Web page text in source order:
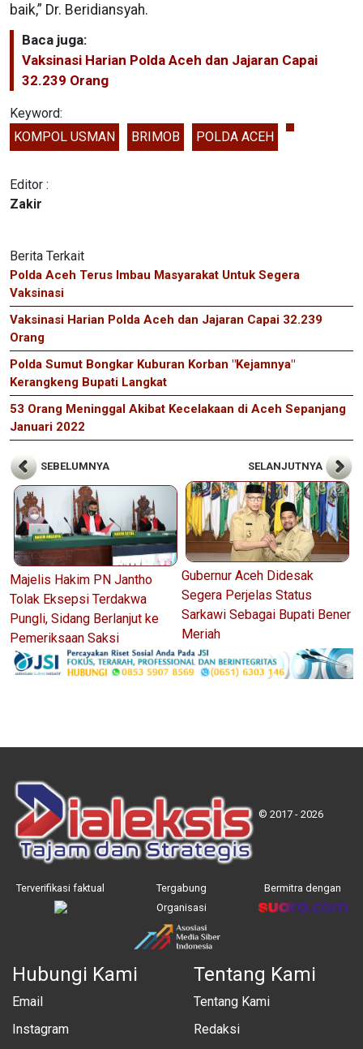
baik,” Dr. Beridiansyah.
Baca juga:
Vaksinasi Harian Polda Aceh dan Jajaran Capai
32.239 Orang
Keyword:
KOMPOL USMAN
BRIMOB POLDA ACEH
Editor :
Zakir
Berita Terkait
Polda Aceh Terus Imbau Masyarakat Untuk Segera
Vaksinasi
Vaksinasi Harian Polda Aceh dan Jajaran Capai 32.239
Orang
Polda Sumut Bongkar Kuburan Korban "Kejamnya"
Kerangkeng Bupati Langkat
53 Orang Meninggal Akibat Kecelakaan di Aceh Sepanjang
Januari 2022
SEBELUMNYA
Majelis Hakim PN Jantho
Tolak Eksepsi Terdakwa
Pungli, Sidang Berlanjut ke
Pemeriksaan Saksi
SELANJUTNYA
Gubernur Aceh Didesak
Segera Perjelas Status
Sarkawi Sebagai Bupati Bener
Meriah
© 2017 - 2026
Terverifikasi faktual
Tergabung
Organisasi
Bermitra dengan
Hubungi Kami
Email
Instagram
Tentang Kami
Tentang Kami
Redaksi